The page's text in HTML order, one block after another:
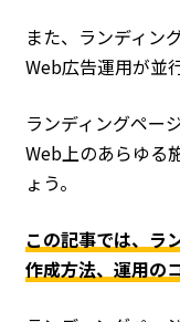
また、ランディン
Web広告運用が並
ランディングペー
Web上のあらゆる
ょう。
この記事では、ラ
作成方法、運用の